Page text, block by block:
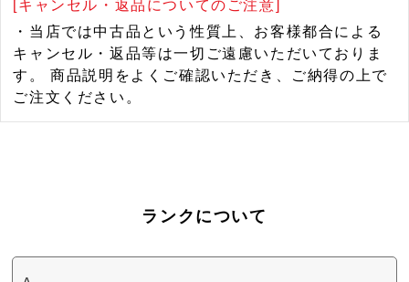
[キャンセル・返品についてのご注意]
・当店では中古品という性質上、お客様都合による
キャンセル・返品等は一切ご遠慮いただいておりま
す。 商品説明をよくご確認いただき、ご納得の上で
ご注文ください。
ランクについて